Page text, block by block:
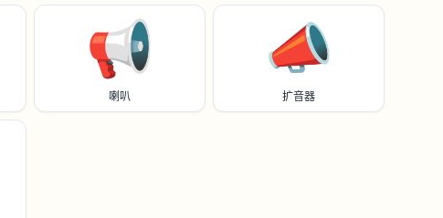
📢
喇叭
📣
扩音器